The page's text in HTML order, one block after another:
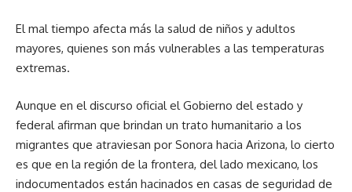
El mal tiempo afecta más la salud de niños y adultos
mayores, quienes son más vulnerables a las temperaturas
extremas.
Aunque en el discurso oficial el Gobierno del estado y
federal afirman que brindan un trato humanitario a los
migrantes que atraviesan por Sonora hacia Arizona, lo cierto
es que en la región de la frontera, del lado mexicano, los
indocumentados están hacinados en casas de seguridad de